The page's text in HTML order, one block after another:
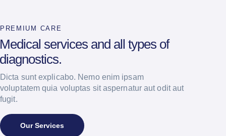
PREMIUM CARE
Medical services and all types of
diagnostics.
Dicta sunt explicabo. Nemo enim ipsam
voluptatem quia voluptas sit aspernatur aut odit aut
fugit.
Our Services